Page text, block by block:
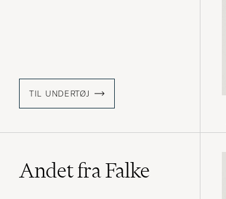
TIL UNDERTØJ
Andet fra Falke